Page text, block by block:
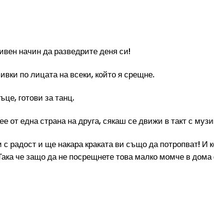
начин да разведрите деня си!
по лицата на всеки, който я срещне.
готови за танц.
от една страна на друга, сякаш се движи в такт с
радост и ще накара краката ви също да потропват! И
че защо да не посрещнете това малко момче в